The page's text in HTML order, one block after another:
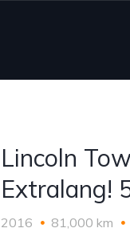
Lincoln
Extralang!
2016 81,000 km